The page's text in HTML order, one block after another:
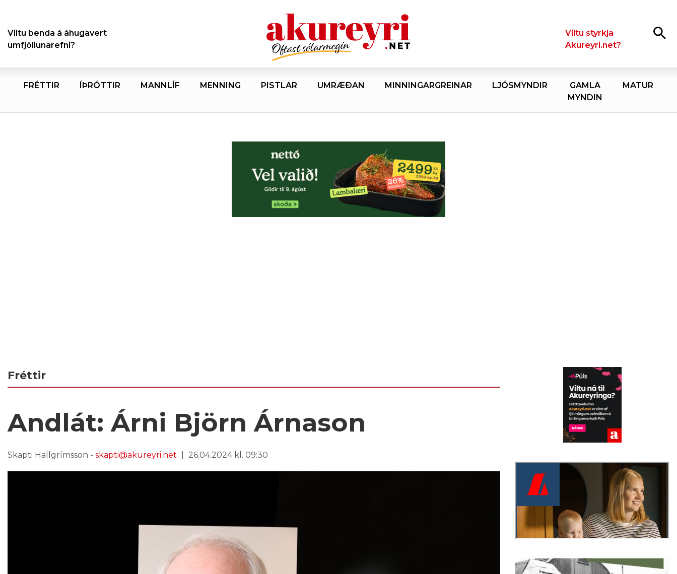
Leita
Viltu benda á áhugavert
umfjöllunarefni?
Viltu styrkja
Akureyri.net?
FRÉTTIR ÍÞRÓTTIR MANNLÍF MENNING PISTLAR UMRÆÐAN MINNINGARGREINAR LJÓSMYNDIR
GAMLA
MYNDIN
MATUR
Fréttir
Andlát: Árni Björn Árnason
Skapti Hallgrímsson - skapti@akureyri.net 26.04.2024 kl. 09:30